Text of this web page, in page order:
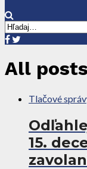
All
Tlačové
15.